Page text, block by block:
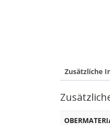
Zusätzliche